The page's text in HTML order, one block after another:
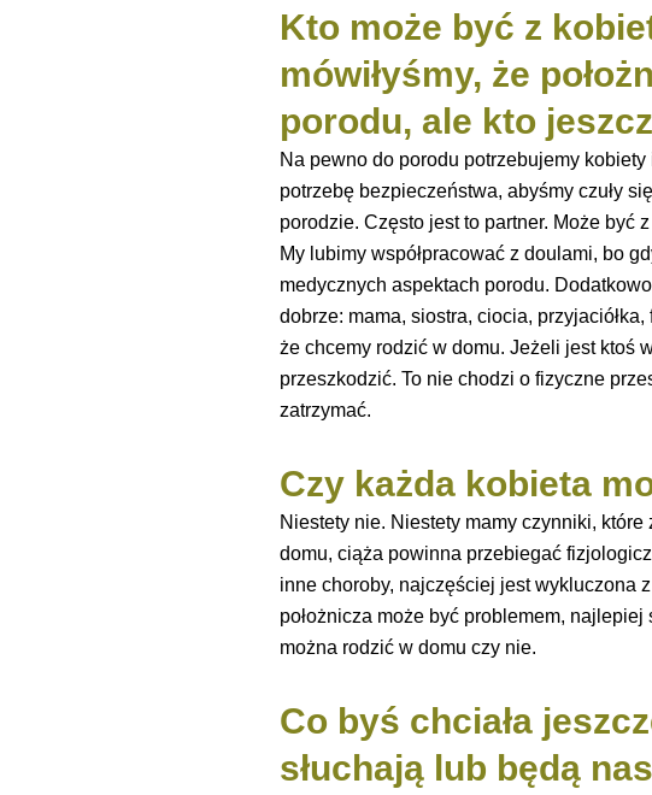
Kto może być z
mówiłyśmy, że
porodu, ale kto
Na pewno do porodu potrzebujemy
potrzebę bezpieczeństwa, abyśmy czuły
porodzie. Często jest to partner. Może być
My lubimy współpracować z doulami, bo
medycznych aspektach porodu.
dobrze: mama, siostra, ciocia,
że chcemy rodzić w domu. Jeżeli jest ktoś
przeszkodzić. To nie chodzi o fizyczne
zatrzymać.
Czy każda kobieta
Niestety nie. Niestety mamy czynniki,
domu, ciąża powinna przebiegać
inne choroby, najczęściej jest wykluczona
położnicza może być problemem,
można rodzić w domu czy nie.
Co byś chciała
słuchają lub będą